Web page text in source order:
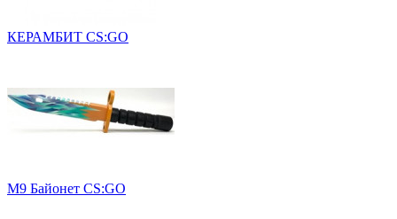
КЕРАМБИТ CS:GO
М9 Байонет CS:GO